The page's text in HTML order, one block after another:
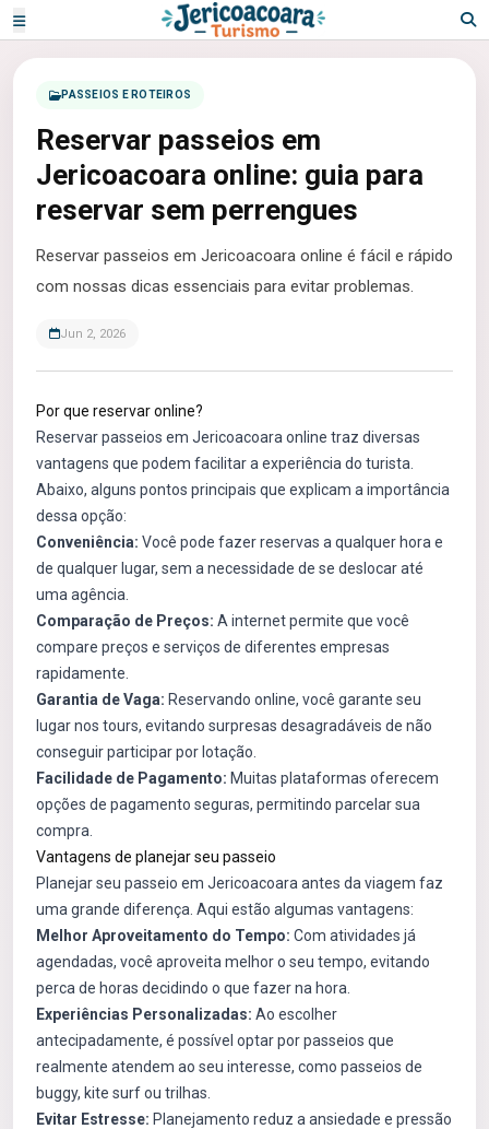
PASSEIOS E ROTEIROS
Reservar passeios em
Jericoacoara online: guia para
reservar sem perrengues
Reservar passeios em Jericoacoara online é fácil e rápido
com nossas dicas essenciais para evitar problemas.
Jun 2, 2026
Por que reservar online?
Reservar passeios em Jericoacoara online traz diversas
vantagens que podem facilitar a experiência do turista.
Abaixo, alguns pontos principais que explicam a importância
dessa opção:
Conveniência: Você pode fazer reservas a qualquer hora e
de qualquer lugar, sem a necessidade de se deslocar até
uma agência.
Comparação de Preços: A internet permite que você
compare preços e serviços de diferentes empresas
rapidamente.
Garantia de Vaga: Reservando online, você garante seu
lugar nos tours, evitando surpresas desagradáveis de não
conseguir participar por lotação.
Facilidade de Pagamento: Muitas plataformas oferecem
opções de pagamento seguras, permitindo parcelar sua
compra.
Vantagens de planejar seu passeio
Planejar seu passeio em Jericoacoara antes da viagem faz
uma grande diferença. Aqui estão algumas vantagens:
Melhor Aproveitamento do Tempo: Com atividades já
agendadas, você aproveita melhor o seu tempo, evitando
perca de horas decidindo o que fazer na hora.
Experiências Personalizadas: Ao escolher
antecipadamente, é possível optar por passeios que
realmente atendem ao seu interesse, como passeios de
buggy, kite surf ou trilhas.
Evitar Estresse: Planejamento reduz a ansiedade e pressão